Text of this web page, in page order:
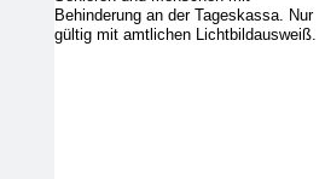
Behinderung an der Tageskassa. Nur
gültig mit amtlichen Lichtbildausweiß.